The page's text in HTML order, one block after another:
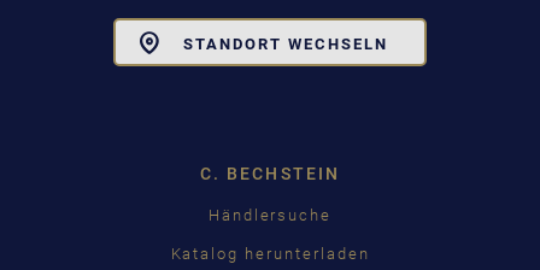
STANDORT WECHSELN
C. BECHSTEIN
Händlersuche
Katalog herunterladen